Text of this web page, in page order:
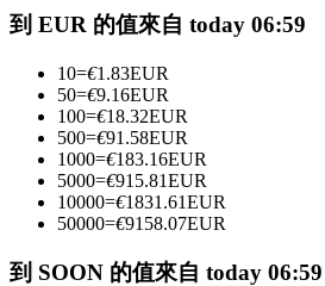
與頂尖交易專家同行
成為跟單交易員
到 EUR 的值來自 today 06:59
10=€1.83EUR
50=€9.16EUR
100=€18.32EUR
500=€91.58EUR
1000=€183.16EUR
5000=€915.81EUR
10000=€1831.61EUR
50000=€9158.07EUR
到 SOON 的值來自 today 06:59